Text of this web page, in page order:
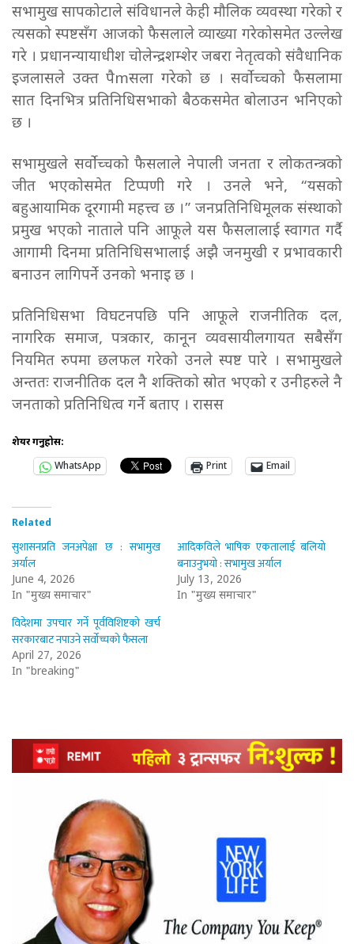
सभामुख सापकोटाले संविधानले केही मौलिक व्यवस्था गरेको र
त्यसको स्पष्टसँग आजको फैसलाले व्याख्या गरेकोसमेत उल्लेख
गरे । प्रधानन्यायाधीश चोलेन्द्रशम्शेर जबरा नेतृत्वको संवैधानिक
इजलासले उक्त पैmसला गरेको छ । सर्वोच्चको फैसलामा
सात दिनभित्र प्रतिनिधिसभाको बैठकसमेत बोलाउन भनिएको
छ ।
सभामुखले सर्वोच्चको फैसलाले नेपाली जनता र लोकतन्त्रको
जीत भएकोसमेत टिप्पणी गरे । उनले भने, “यसको
बहुआयामिक दूरगामी महत्त्व छ ।” जनप्रतिनिधिमूलक संस्थाको
प्रमुख भएको नाताले पनि आफूले यस फैसलालाई स्वागत गर्दै
आगामी दिनमा प्रतिनिधिसभालाई अझै जनमुखी र प्रभावकारी
बनाउन लागिपर्ने उनको भनाइ छ ।
प्रतिनिधिसभा विघटनपछि पनि आफूले राजनीतिक दल,
नागरिक समाज, पत्रकार, कानून व्यवसायीलगायत सबैसँग
नियमित रुपमा छलफल गरेको उनले स्पष्ट पारे । सभामुखले
अन्ततः राजनीतिक दल नै शक्तिको स्रोत भएको र उनीहरुले नै
जनताको प्रतिनिधित्व गर्ने बताए । रासस
शेयर गर्नुहोस:
WhatsApp
Print Email
Related
सुशासनप्रति जनअपेक्षा छ : सभामुख
अर्याल
June 4, 2026
In "मुख्य समाचार"
आदिकविले भाषिक एकतालाई बलियो
बनाउनुभयो : सभामुख अर्याल
July 13, 2026
In "मुख्य समाचार"
विदेशमा उपचार गर्ने पूर्वविशिष्टको खर्च
सरकारबाट नपाउने सर्वोच्चको फैसला
April 27, 2026
In "breaking"